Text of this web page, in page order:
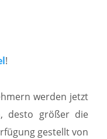
!
werden jetzt
desto größer die
gestellt von